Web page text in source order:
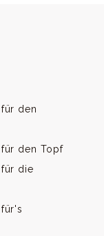
den
den Topf
die